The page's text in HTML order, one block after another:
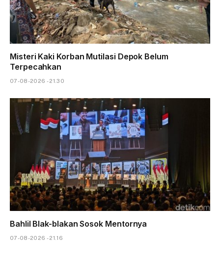
Misteri Kaki Korban Mutilasi Depok Belum
Terpecahkan
07-08-2026 - 21.30
Bahlil Blak-blakan Sosok Mentornya
07-08-2026 - 21.16